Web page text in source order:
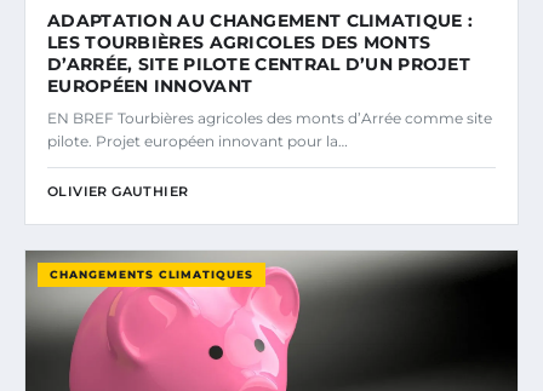
ADAPTATION AU CHANGEMENT CLIMATIQUE :
LES TOURBIÈRES AGRICOLES DES MONTS
D’ARRÉE, SITE PILOTE CENTRAL D’UN PROJET
EUROPÉEN INNOVANT
EN BREF Tourbières agricoles des monts d’Arrée comme site
pilote. Projet européen innovant pour la…
OLIVIER GAUTHIER
CHANGEMENTS CLIMATIQUES